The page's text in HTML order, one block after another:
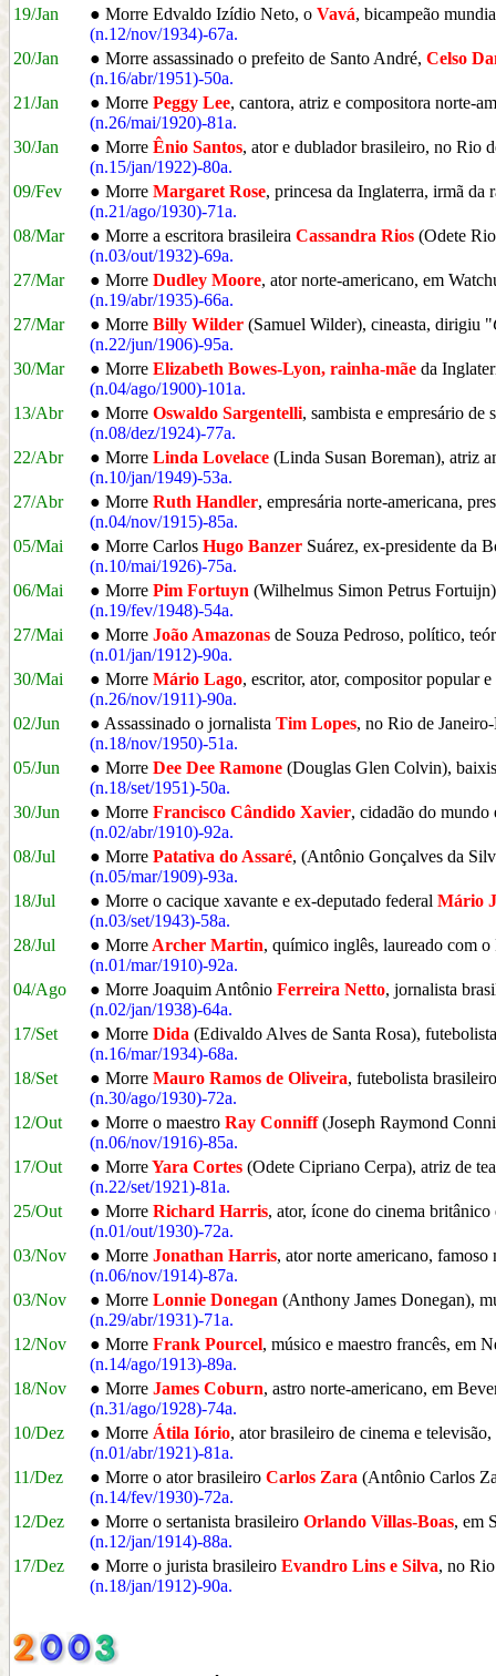
19/Jan
● Morre Edvaldo Izídio Neto, o Vavá, bicampeão
(n.12/nov/1934)-67a.
20/Jan
● Morre assassinado o prefeito de Santo André, Celso
(n.16/abr/1951)-50a.
21/Jan
● Morre Peggy Lee, cantora, atriz e compositora norte-
(n.26/mai/1920)-81a.
30/Jan
● Morre Ênio Santos, ator e dublador brasileiro, no Rio
(n.15/jan/1922)-80a.
09/Fev
● Morre Margaret Rose, princesa da Inglaterra, irmã
(n.21/ago/1930)-71a.
08/Mar
● Morre a escritora brasileira Cassandra Rios (Odete
(n.03/out/1932)-69a.
27/Mar
● Morre Dudley Moore, ator norte-americano, em
(n.19/abr/1935)-66a.
27/Mar
● Morre Billy Wilder (Samuel Wilder), cineasta, dirigiu "
(n.22/jun/1906)-95a.
30/Mar
● Morre Elizabeth Bowes-Lyon, rainha-mãe da
(n.04/ago/1900)-101a.
13/Abr
● Morre Oswaldo Sargentelli, sambista e empresário de
(n.08/dez/1924)-77a.
22/Abr
● Morre Linda Lovelace (Linda Susan Boreman), atriz
(n.10/jan/1949)-53a.
27/Abr
● Morre Ruth Handler, empresária norte-americana,
(n.04/nov/1915)-85a.
05/Mai
● Morre Carlos Hugo Banzer Suárez, ex-presidente da
(n.10/mai/1926)-75a.
06/Mai
● Morre Pim Fortuyn (Wilhelmus Simon Petrus
(n.19/fev/1948)-54a.
27/Mai
● Morre João Amazonas de Souza Pedroso, político,
(n.01/jan/1912)-90a.
30/Mai
● Morre Mário Lago, escritor, ator, compositor popular
(n.26/nov/1911)-90a.
02/Jun
● Assassinado o jornalista Tim Lopes, no Rio de
(n.18/nov/1950)-51a.
05/Jun
● Morre Dee Dee Ramone (Douglas Glen Colvin),
(n.18/set/1951)-50a.
30/Jun
● Morre Francisco Cândido Xavier, cidadão do mundo
(n.02/abr/1910)-92a.
08/Jul
● Morre Patativa do Assaré, (Antônio Gonçalves da
(n.05/mar/1909)-93a.
18/Jul
● Morre o cacique xavante e ex-deputado federal Mário
(n.03/set/1943)-58a.
28/Jul
● Morre Archer Martin, químico inglês, laureado com
(n.01/mar/1910)-92a.
04/Ago
● Morre Joaquim Antônio Ferreira Netto, jornalista
(n.02/jan/1938)-64a.
17/Set
● Morre Dida (Edivaldo Alves de Santa Rosa),
(n.16/mar/1934)-68a.
18/Set
● Morre Mauro Ramos de Oliveira, futebolista
(n.30/ago/1930)-72a.
12/Out
● Morre o maestro Ray Conniff(Joseph Raymond
(n.06/nov/1916)-85a.
17/Out
● MorreYara Cortes (Odete Cipriano Cerpa), atriz de
(n.22/set/1921)-81a.
25/Out
● Morre Richard Harris, ator, ícone do cinema
(n.01/out/1930)-72a.
03/Nov
● Morre Jonathan Harris, ator norte americano,
(n.06/nov/1914)-87a.
03/Nov
● Morre Lonnie Donegan (Anthony James Donegan),
(n.29/abr/1931)-71a.
12/Nov
● Morre Frank Pourcel, músico e maestro francês, em
(n.14/ago/1913)-89a.
18/Nov
● Morre James Coburn, astro norte-americano, em
(n.31/ago/1928)-74a.
10/Dez
● Morre Átila Iório, ator brasileiro de cinema e
(n.01/abr/1921)-81a.
11/Dez
● Morre o ator brasileiro Carlos Zara (Antônio Carlos
(n.14/fev/1930)-72a.
12/Dez
● Morre o sertanista brasileiro Orlando Villas-Boas, em
(n.12/jan/1914)-88a.
17/Dez
● Morre o jurista brasileiro Evandro Lins e Silva, no
(n.18/jan/1912)-90a.